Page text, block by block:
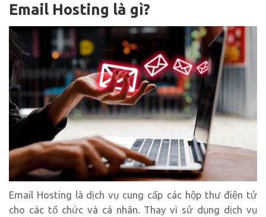
Email Hosting là gì?
Email Hosting là dịch vụ cung cấp các hộp thư điện tử
cho các tổ chức và cá nhân. Thay vì sử dụng dịch vụ